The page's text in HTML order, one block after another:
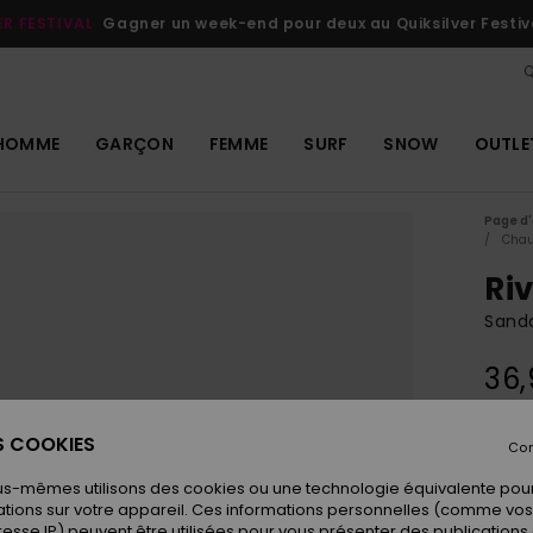
FESTIVAL Gagner un week-end pour deux au Quiksilver
GARÇON FEMME SURF SNOW
Page
COOKIES
mêmes utilisons des cookies ou une technologie équivalente
sur votre appareil. Ces informations personnelles (comme